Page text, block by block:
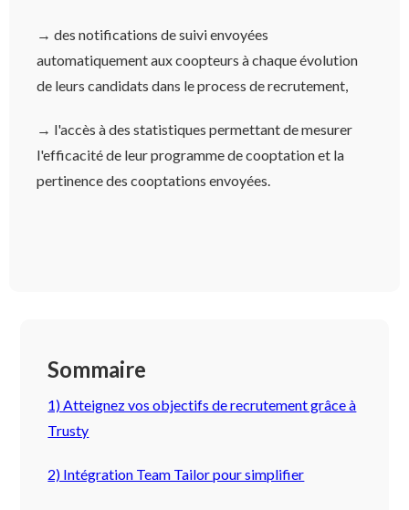
→ des notifications de suivi envoyées
automatiquement aux coopteurs à chaque évolution
de leurs candidats dans le process de recrutement,
→ l'accès à des statistiques permettant de mesurer
l'efficacité de leur programme de cooptation et la
pertinence des cooptations envoyées.
Sommaire
1) Atteignez vos objectifs de recrutement grâce à
Trusty
2) Intégration Team Tailor pour simplifier